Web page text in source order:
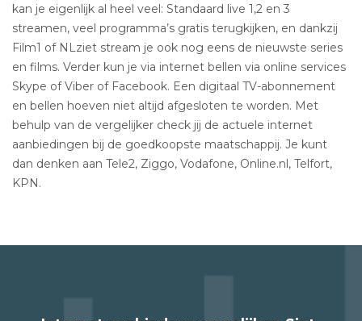
kan je eigenlijk al heel veel: Standaard live 1,2 en 3
streamen, veel programma’s gratis terugkijken, en dankzij
Film1 of NLziet stream je ook nog eens de nieuwste series
en films. Verder kun je via internet bellen via online services
Skype of Viber of Facebook. Een digitaal TV-abonnement
en bellen hoeven niet altijd afgesloten te worden. Met
behulp van de vergelijker check jij de actuele internet
aanbiedingen bij de goedkoopste maatschappij. Je kunt
dan denken aan Tele2, Ziggo, Vodafone, Online.nl, Telfort,
KPN.